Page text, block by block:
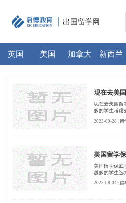
出国留学网
英国 美国 加拿大 新西兰
现在去美
现在去美国留
多的学生考虑
利与弊，人们
细介绍一下。
2023-09-28 | 留
美国留学
美国留学保底
越多的学生选
少学生会考虑
国留学保底学
2023-08-04 | 留